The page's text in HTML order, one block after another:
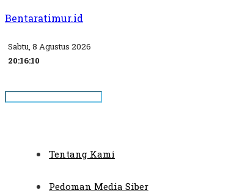
Bentaratimur.id
Sabtu, 8 Agustus 2026
20:16:10
Tentang Kami
Pedoman Media Siber